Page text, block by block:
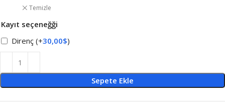
Temizle
Kayıt seçeneğği
Direnç(+30,00$)
Sepete Ekle